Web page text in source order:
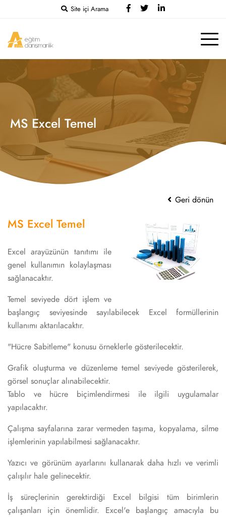
Site içi Arama
MS Excel Temel
Geri dönün
MS Excel Temel
Excel arayüzünün tanıtımı ile
genel kullanımın kolaylaşması
sağlanacaktır.
Temel seviyede dört işlem ve
başlangıç seviyesinde sayılabilecek Excel formüllerinin
kullanımı aktarılacaktır.
"Hücre Sabitleme" konusu örneklerle gösterilecektir.
Grafik oluşturma ve düzenleme temel seviyede gösterilerek,
görsel sonuçlar alınabilecektir.
Tablo ve hücre biçimlendirmesi ile ilgili uygulamalar
yapılacaktır.
Çalışma sayfalarına zarar vermeden taşıma, kopyalama, silme
işlemlerinin yapılabilmesi sağlanacaktır.
Yazıcı ve görünüm ayarlarını kullanarak daha hızlı ve verimli
çalışılır hale gelinecektir.
İş süreçlerinin gerektirdiği Excel bilgisi tüm birimlerin
çalışanları için önemlidir. Excel'e başlangıç amacıyla bu